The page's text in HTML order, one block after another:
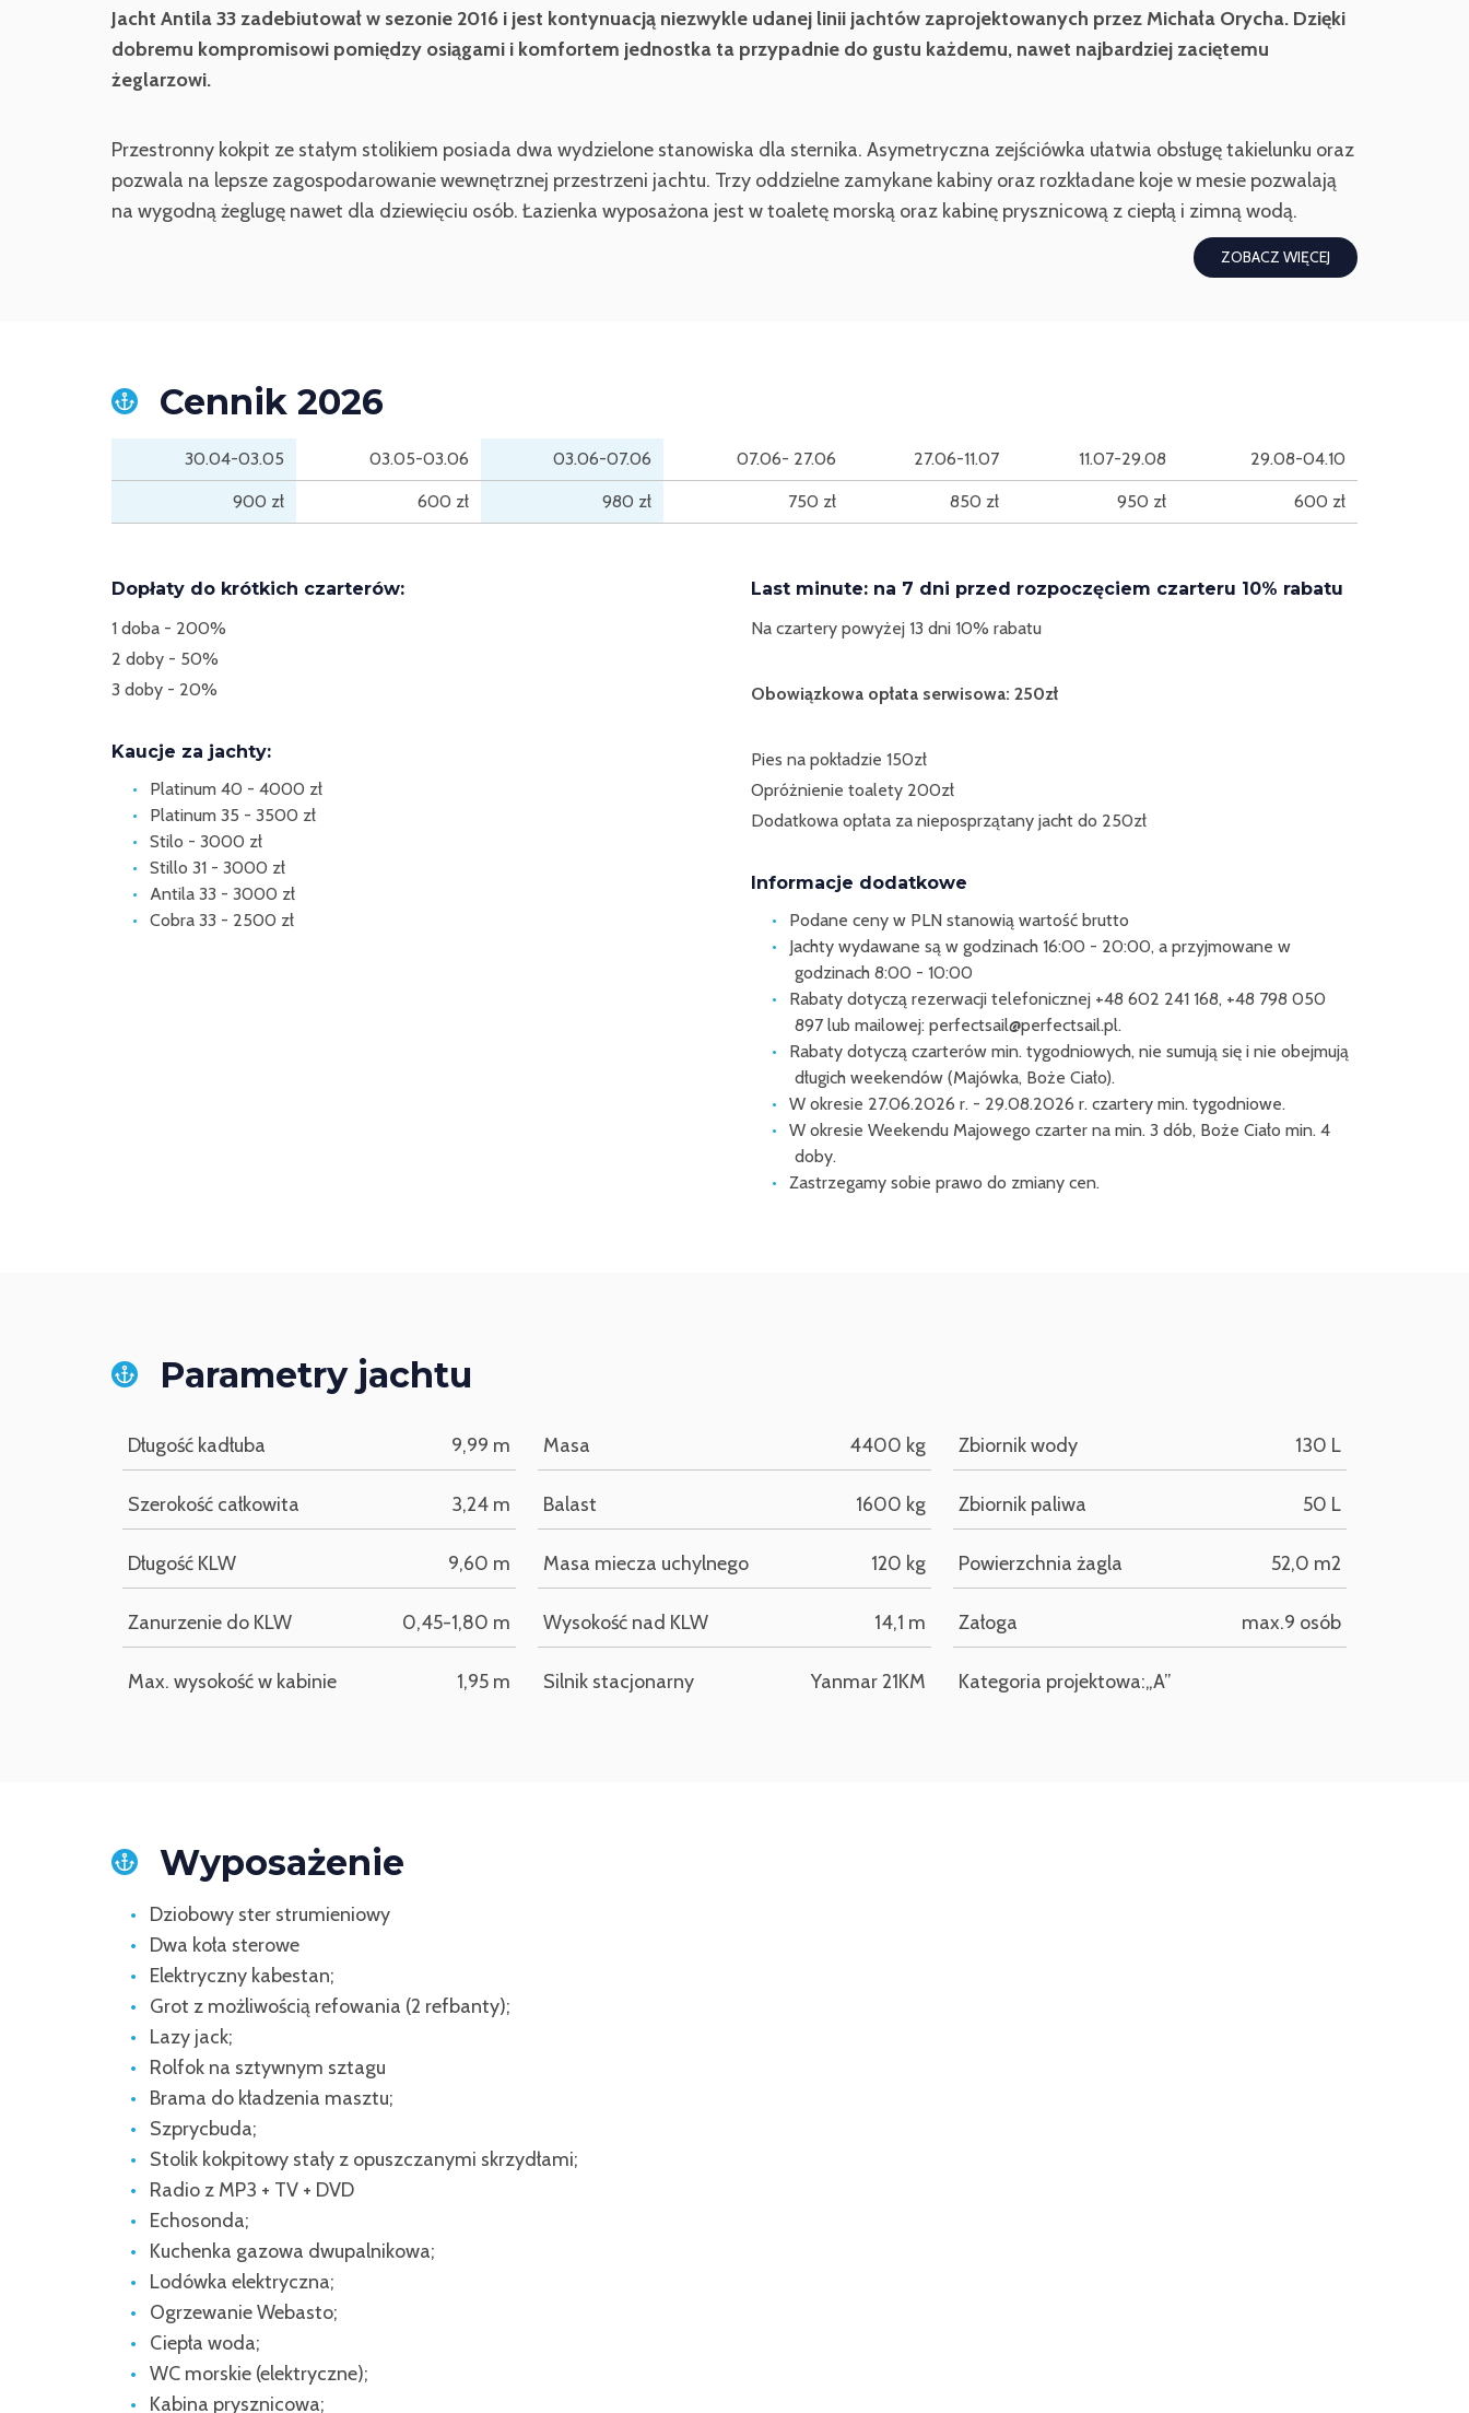
Jacht Antila 33 zadebiutował w sezonie 2016 i jest kontynuacją niezwykle udanej linii jachtów zaprojektowanych przez Michała Orycha. Dzięki
dobremu kompromisowi pomiędzy osiągami i komfortem jednostka ta przypadnie do gustu każdemu, nawet najbardziej zaciętemu
żeglarzowi.
Przestronny kokpit ze stałym stolikiem posiada dwa wydzielone stanowiska dla sternika. Asymetryczna zejściówka ułatwia obsługę takielunku oraz
pozwala na lepsze zagospodarowanie wewnętrznej przestrzeni jachtu. Trzy oddzielne zamykane kabiny oraz rozkładane koje w mesie pozwalają
na wygodną żeglugę nawet dla dziewięciu osób. Łazienka wyposażona jest w toaletę morską oraz kabinę prysznicową z ciepłą i zimną wodą.
ZOBACZ WIĘCEJ
Cennik 2026
30.04-03.05 03.05-03.06 03.06-07.06 07.06- 27.06 27.06-11.07 11.07-29.08 29.08-04.10
900 zł 600 zł 980 zł 750 zł 850 zł 950 zł 600 zł
Dopłaty do krótkich czarterów:
1 doba - 200%
2 doby - 50%
3 doby - 20%
Kaucje za jachty:
Platinum 40 - 4000 zł
Platinum 35 - 3500 zł
Stilo - 3000 zł
Stillo 31 - 3000 zł
Antila 33 - 3000 zł
Cobra 33 - 2500 zł
Last minute: na 7 dni przed rozpoczęciem czarteru 10% rabatu
Na czartery powyżej 13 dni 10% rabatu
Obowiązkowa opłata serwisowa: 250zł
Pies na pokładzie 150zł
Opróżnienie toalety 200zł
Dodatkowa opłata za nieposprzątany jacht do 250zł
Informacje dodatkowe
Podane ceny w PLN stanowią wartość brutto
Jachty wydawane są w godzinach 16:00 - 20:00, a przyjmowane w
godzinach 8:00 - 10:00
Rabaty dotyczą rezerwacji telefonicznej +48 602 241 168, +48 798 050
897 lub mailowej: perfectsail@perfectsail.pl.
Rabaty dotyczą czarterów min. tygodniowych, nie sumują się i nie obejmują
długich weekendów (Majówka, Boże Ciało).
W okresie 27.06.2026 r. - 29.08.2026 r. czartery min. tygodniowe.
W okresie Weekendu Majowego czarter na min. 3 dób, Boże Ciało min. 4
doby.
Zastrzegamy sobie prawo do zmiany cen.
Parametry jachtu
Długość kadłuba 9,99 m
Szerokość całkowita 3,24 m
Długość KLW 9,60 m
Zanurzenie do KLW 0,45-1,80 m
Max. wysokość w kabinie 1,95 m
Masa 4400 kg
Balast 1600 kg
Masa miecza uchylnego 120 kg
Wysokość nad KLW 14,1 m
Silnik stacjonarny Yanmar 21KM
Zbiornik wody 130 L
Zbiornik paliwa 50 L
Powierzchnia żagla 52,0 m2
Załoga max.9 osób
Kategoria projektowa:„A”
Wyposażenie
Dziobowy ster strumieniowy
Dwa koła sterowe
Elektryczny kabestan;
Grot z możliwością refowania (2 refbanty);
Lazy jack;
Rolfok na sztywnym sztagu
Brama do kładzenia masztu;
Szprycbuda;
Stolik kokpitowy stały z opuszczanymi skrzydłami;
Radio z MP3 + TV + DVD
Echosonda;
Kuchenka gazowa dwupalnikowa;
Lodówka elektryczna;
Ogrzewanie Webasto;
Ciepła woda;
WC morskie (elektryczne);
Kabina prysznicowa;